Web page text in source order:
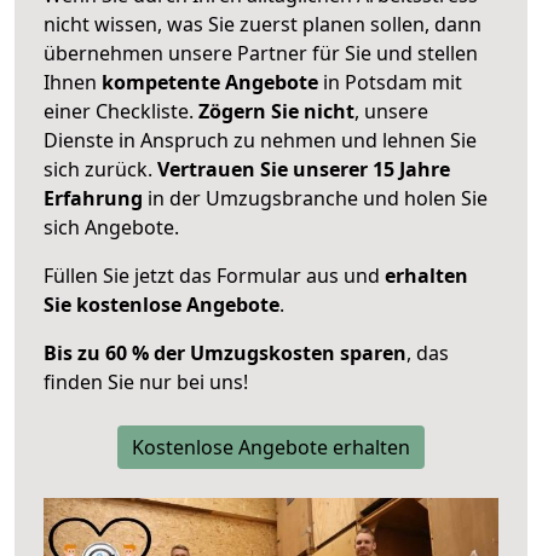
nicht wissen, was Sie zuerst planen sollen, dann
übernehmen unsere Partner für Sie und stellen
Ihnen kompetente Angebote in Potsdam mit
einer Checkliste. Zögern Sie nicht, unsere
Dienste in Anspruch zu nehmen und lehnen Sie
sich zurück. Vertrauen Sie unserer 15 Jahre
Erfahrung in der Umzugsbranche und holen Sie
sich Angebote.
Füllen Sie jetzt das Formular aus und erhalten
Sie kostenlose Angebote.
Bis zu 60 % der Umzugskosten sparen, das
finden Sie nur bei uns!
Kostenlose Angebote erhalten